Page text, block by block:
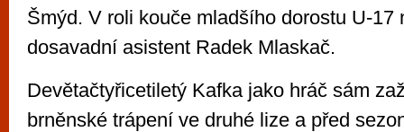
Šmýd. V roli kouče mladšího dorostu U-17
dosavadní asistent Radek Mlaskač.
Devětačtyřicetiletý Kafka jako hráč sám
brněnské trápení ve druhé lize a před